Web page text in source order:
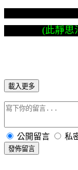
(此靜思
載入更多
公開留言 私
發佈留言